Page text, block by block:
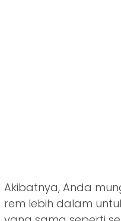
Akibatnya, Anda
rem lebih dalam